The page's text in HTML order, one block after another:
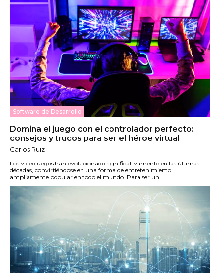
Software de Desarrollo
Domina el juego con el controlador perfecto:
consejos y trucos para ser el héroe virtual
Carlos Ruiz
Los videojuegos han evolucionado significativamente en las últimas
décadas, convirtiéndose en una forma de entretenimiento
ampliamente popular en todo el mundo. Para ser un...